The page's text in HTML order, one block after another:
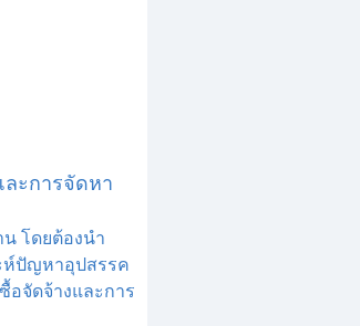
ะการจัดหา
โดยต้องนำ
ห์ปัญหาอุปสรรค
อจัดจ้างและการ